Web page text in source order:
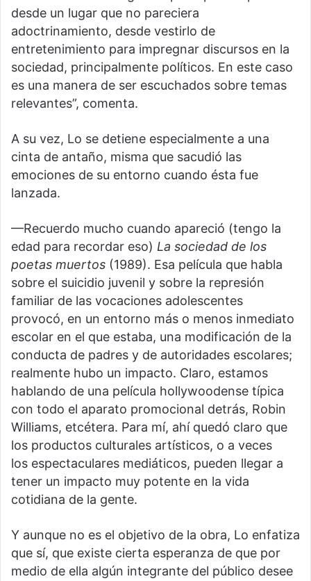
desde un lugar que no pareciera
adoctrinamiento, desde vestirlo de
entretenimiento para impregnar discursos en la
sociedad, principalmente políticos. En este caso
es una manera de ser escuchados sobre temas
relevantes”, comenta.
A su vez, Lo se detiene especialmente a una
cinta de antaño, misma que sacudió las
emociones de su entorno cuando ésta fue
lanzada.
—Recuerdo mucho cuando apareció (tengo la
edad para recordar eso) La sociedad de los
poetas muertos (1989). Esa película que habla
sobre el suicidio juvenil y sobre la represión
familiar de las vocaciones adolescentes
provocó, en un entorno más o menos inmediato
escolar en el que estaba, una modificación de la
conducta de padres y de autoridades escolares;
realmente hubo un impacto. Claro, estamos
hablando de una película hollywoodense típica
con todo el aparato promocional detrás, Robin
Williams, etcétera. Para mí, ahí quedó claro que
los productos culturales artísticos, o a veces
los espectaculares mediáticos, pueden llegar a
tener un impacto muy potente en la vida
cotidiana de la gente.
Y aunque no es el objetivo de la obra, Lo enfatiza
que sí, que existe cierta esperanza de que por
medio de ella algún integrante del público desee